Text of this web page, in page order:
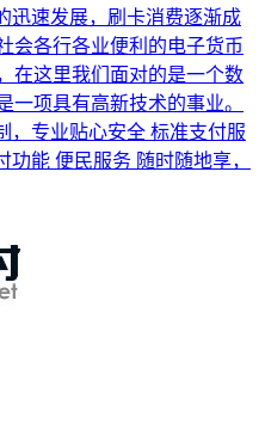
迅速发展，刷卡消费逐渐成
会各行各业便利的电子货币
在这里我们面对的是一个数
一项具有高新技术的事业。
，专业贴心安全 标准支付服
能 便民服务 随时随地享，